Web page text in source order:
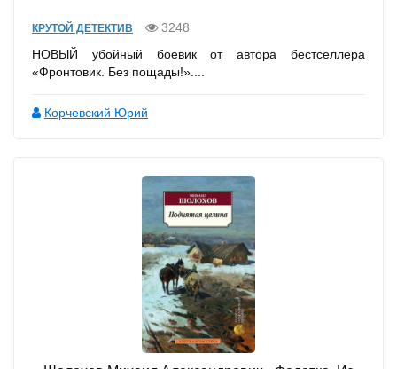
КРУТОЙ ДЕТЕКТИВ
3248
НОВЫЙ убойный боевик от автора бестселлера
«Фронтовик. Без пощады!»....
Корчевский Юрий